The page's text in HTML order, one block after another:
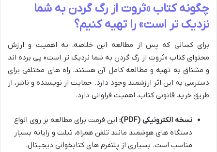
چگونه کتاب «ثروت از رگ گردن به شما
نزدیک تر است» را تهیه کنیم؟
برای کسانی که پس از مطالعه این خلاصه، به اهمیت و ارزش
محتوای کتاب «ثروت از رگ گردن به شما نزدیک تر است» پی برده اند
و مشتاق به تهیه و مطالعه کامل آن هستند، راه های مختلفی برای
دسترسی به این اثر ارزشمند وجود دارد. حمایت از نویسنده و ناشر، از
طریق خرید قانونی کتاب، اهمیت فراوانی دارد.
نسخه الکترونیکی (PDF):
این فرمت برای مطالعه بر روی انواع
دستگاه های هوشمند مانند تلفن همراه، تبلت و رایانه بسیار
مناسب است. بسیاری از پلتفرم های کتابخوانی دیجیتال،